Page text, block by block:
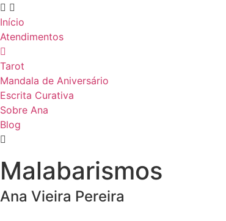
Início
Atendimentos
Tarot
Mandala de Aniversário
Escrita Curativa
Sobre Ana
Blog
Malabarismos
Ana Vieira Pereira